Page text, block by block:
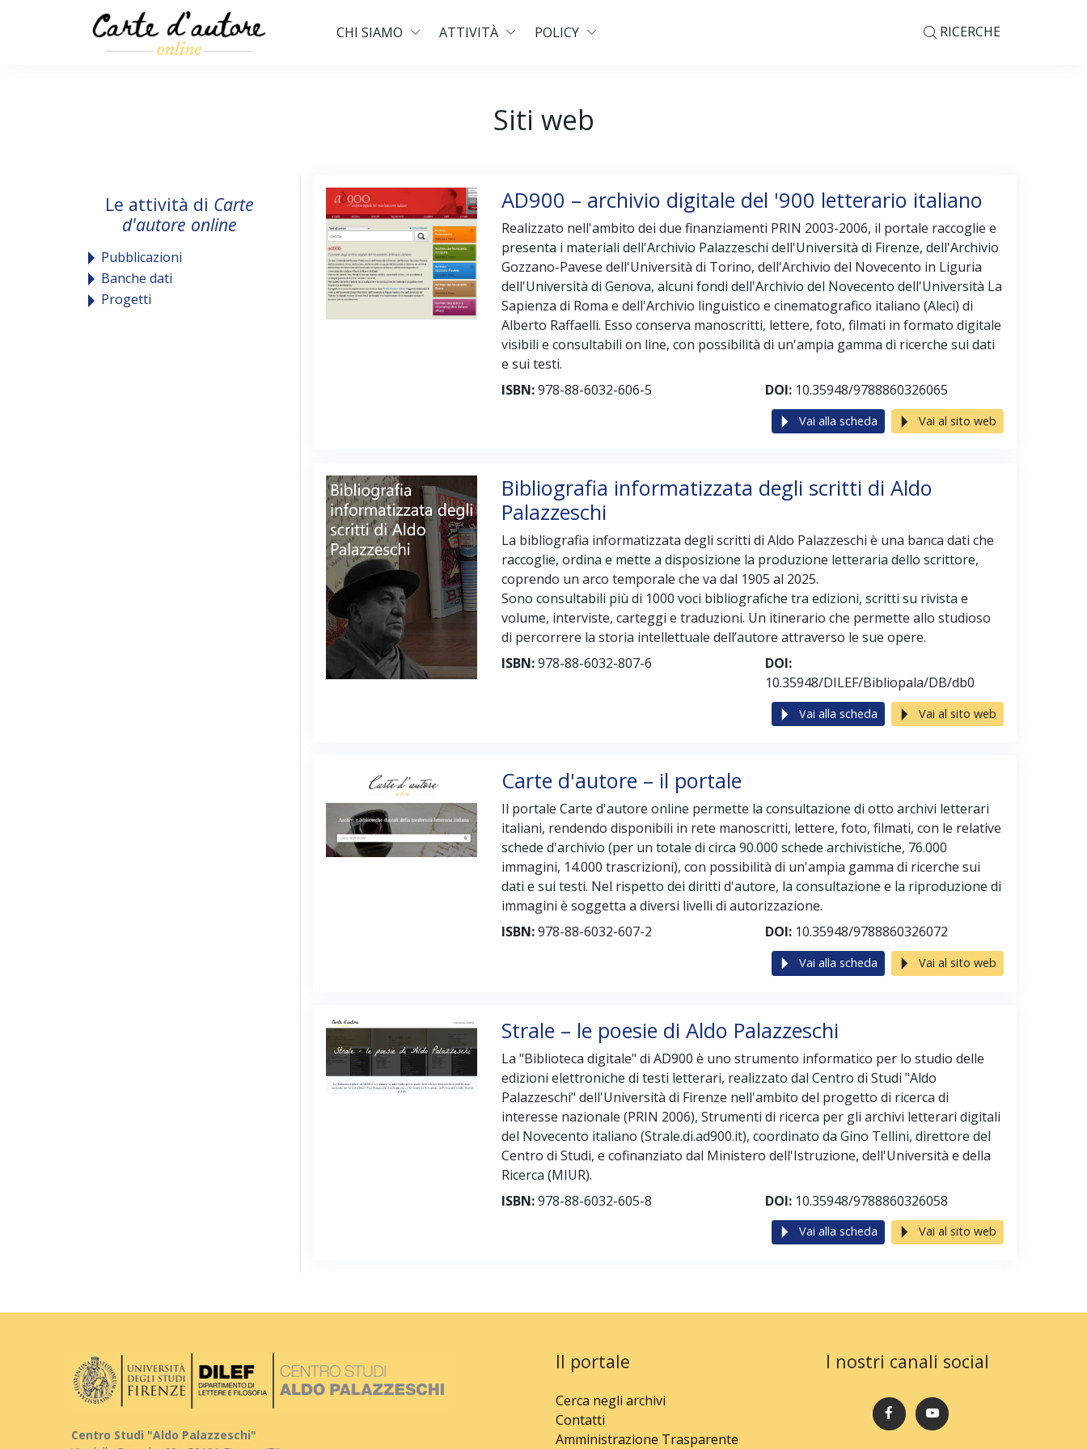
CHI SIAMO ATTIVITÀ POLICY RICERCHE
Siti web
Le attività di Carte
d'autore online
Pubblicazioni
Banche dati
Progetti
AD900 – archivio digitale del '900 letterario italiano
Realizzato nell'ambito dei due finanziamenti PRIN 2003-2006, il portale raccoglie e
presenta i materiali dell'Archivio Palazzeschi dell'Università di Firenze, dell'Archivio
Gozzano-Pavese dell'Università di Torino, dell'Archivio del Novecento in Liguria
dell'Università di Genova, alcuni fondi dell'Archivio del Novecento dell'Università La
Sapienza di Roma e dell'Archivio linguistico e cinematografico italiano (Aleci) di
Alberto Raffaelli. Esso conserva manoscritti, lettere, foto, filmati in formato digitale
visibili e consultabili on line, con possibilità di un'ampia gamma di ricerche sui dati
e sui testi.
ISBN:978-88-6032-606-5 DOI:10.35948/9788860326065
Vai alla scheda Vai al sito web
Bibliografia informatizzata degli scritti di Aldo
Palazzeschi
La bibliografia informatizzata degli scritti di Aldo Palazzeschi è una banca dati che
raccoglie, ordina e mette a disposizione la produzione letteraria dello scrittore,
coprendo un arco temporale che va dal 1905 al 2025.
Sono consultabili più di 1000 voci bibliografiche tra edizioni, scritti su rivista e
volume, interviste, carteggi e traduzioni. Un itinerario che permette allo studioso
di percorrere la storia intellettuale dell’autore attraverso le sue opere.
ISBN:978-88-6032-807-6
DOI:
10.35948/DILEF/Bibliopala/DB/db0
Vai alla scheda Vai al sito web
Carte d'autore – il portale
Il portale Carte d'autore online permette la consultazione di otto archivi letterari
italiani, rendendo disponibili in rete manoscritti, lettere, foto, filmati, con le relative
schede d'archivio (per un totale di circa 90.000 schede archivistiche, 76.000
immagini, 14.000 trascrizioni), con possibilità di un'ampia gamma di ricerche sui
dati e sui testi. Nel rispetto dei diritti d'autore, la consultazione e la riproduzione di
immagini è soggetta a diversi livelli di autorizzazione.
ISBN:978-88-6032-607-2 DOI:10.35948/9788860326072
Vai alla scheda Vai al sito web
Strale – le poesie di Aldo Palazzeschi
La "Biblioteca digitale" di AD900 è uno strumento informatico per lo studio delle
edizioni elettroniche di testi letterari, realizzato dal Centro di Studi "Aldo
Palazzeschi" dell'Università di Firenze nell'ambito del progetto di ricerca di
interesse nazionale (PRIN 2006), Strumenti di ricerca per gli archivi letterari digitali
del Novecento italiano (Strale.di.ad900.it), coordinato da Gino Tellini, direttore del
Centro di Studi, e cofinanziato dal Ministero dell'Istruzione, dell'Università e della
Ricerca (MIUR).
ISBN:978-88-6032-605-8 DOI:10.35948/9788860326058
Vai alla scheda Vai al sito web
Centro Studi "Aldo Palazzeschi"
Il portale
Cerca negli archivi
Contatti
Amministrazione Trasparente
I nostri canali social